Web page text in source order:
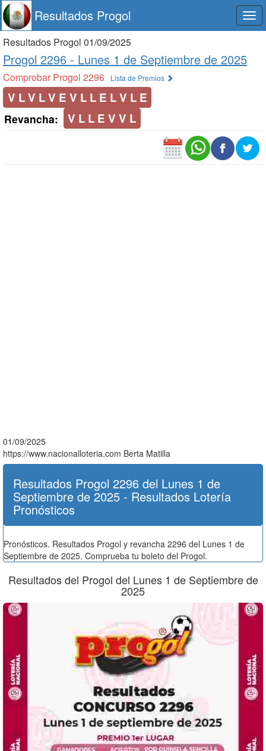
Resultados Progol
Resultados Progol 01/09/2025
Progol 2296 - Lunes 1 de Septiembre de 2025
Comprobar Progol 2296 Lista de Premios
V L V L V E V L L E L V L E
Revancha: V L L E V V L
01/09/2025
https://www.nacionalloteria.com Berta Matilla
Resultados Progol 2296 del Lunes 1 de
Septiembre de 2025 - Resultados Lotería
Pronósticos
Pronósticos. Resultados Progol y revancha 2296 del Lunes 1 de
Septiembre de 2025. Comprueba tu boleto del Progol.
Resultados del Progol del Lunes 1 de Septiembre de
2025